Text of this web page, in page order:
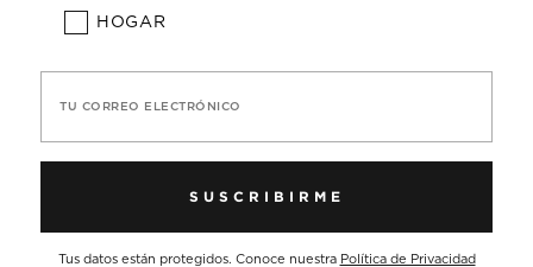
HOGAR
TU CORREO ELECTRÓNICO
SUSCRIBIRME
Tus datos están protegidos. Conoce nuestra Política de Privacidad